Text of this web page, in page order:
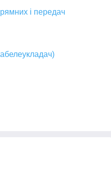
і передач